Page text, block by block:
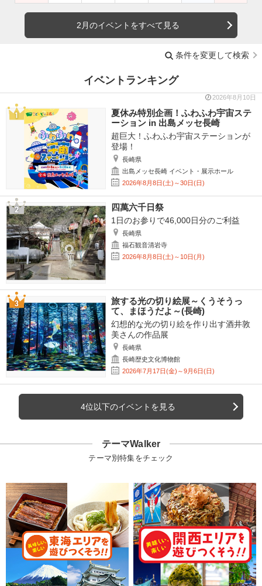
2月のイベントをすべて見る
条件を変更して検索
イベントランキング
2026年8月10日
夏休み特別企画！ふわふわ宇宙ステ
ーション in 出島メッセ長崎
超巨大！ふわふわ宇宙ステーションが
登場！
長崎県
出島メッセ長崎 イベント・展示ホール
2026年8月8日(土)～30日(日)
四萬六千日祭
1日のお参りで46,000日分のご利益
長崎県
福石観音清岩寺
2026年8月8日(土)～10日(月)
旅する光の切り絵展～くうそうっ
て、まほうだよ～(長崎)
幻想的な光の切り絵を作り出す酒井敦
美さんの作品展
長崎県
長崎歴史文化博物館
2026年7月17日(金)～9月6日(日)
4位以下のイベントを見る
テーマWalker
テーマ別特集をチェック